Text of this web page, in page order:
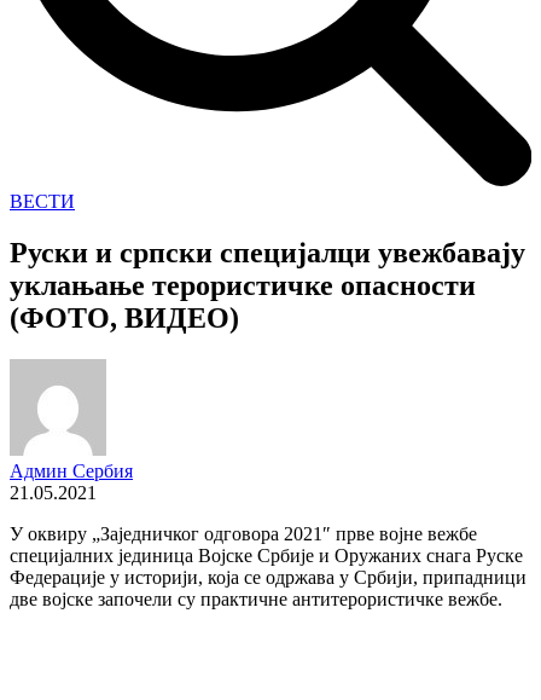
ВЕСТИ
Руски и српски специјалци увежбавају
уклањање терористичке опасности
(ФОТО, ВИДЕО)
Админ Сербия
21.05.2021
У оквиру „Заједничког одговора 2021″ прве војне вежбе
специјалних јединица Војске Србије и Оружаних снага Руске
Федерације у историји, која се одржава у Србији, припадници
две војске започели су практичне антитерористичке вежбе.